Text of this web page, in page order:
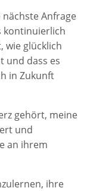
Anfrage
kontinuierlich
wie glücklich
und dass es
in Zukunft
gehört, meine
und
an ihrem
ihre